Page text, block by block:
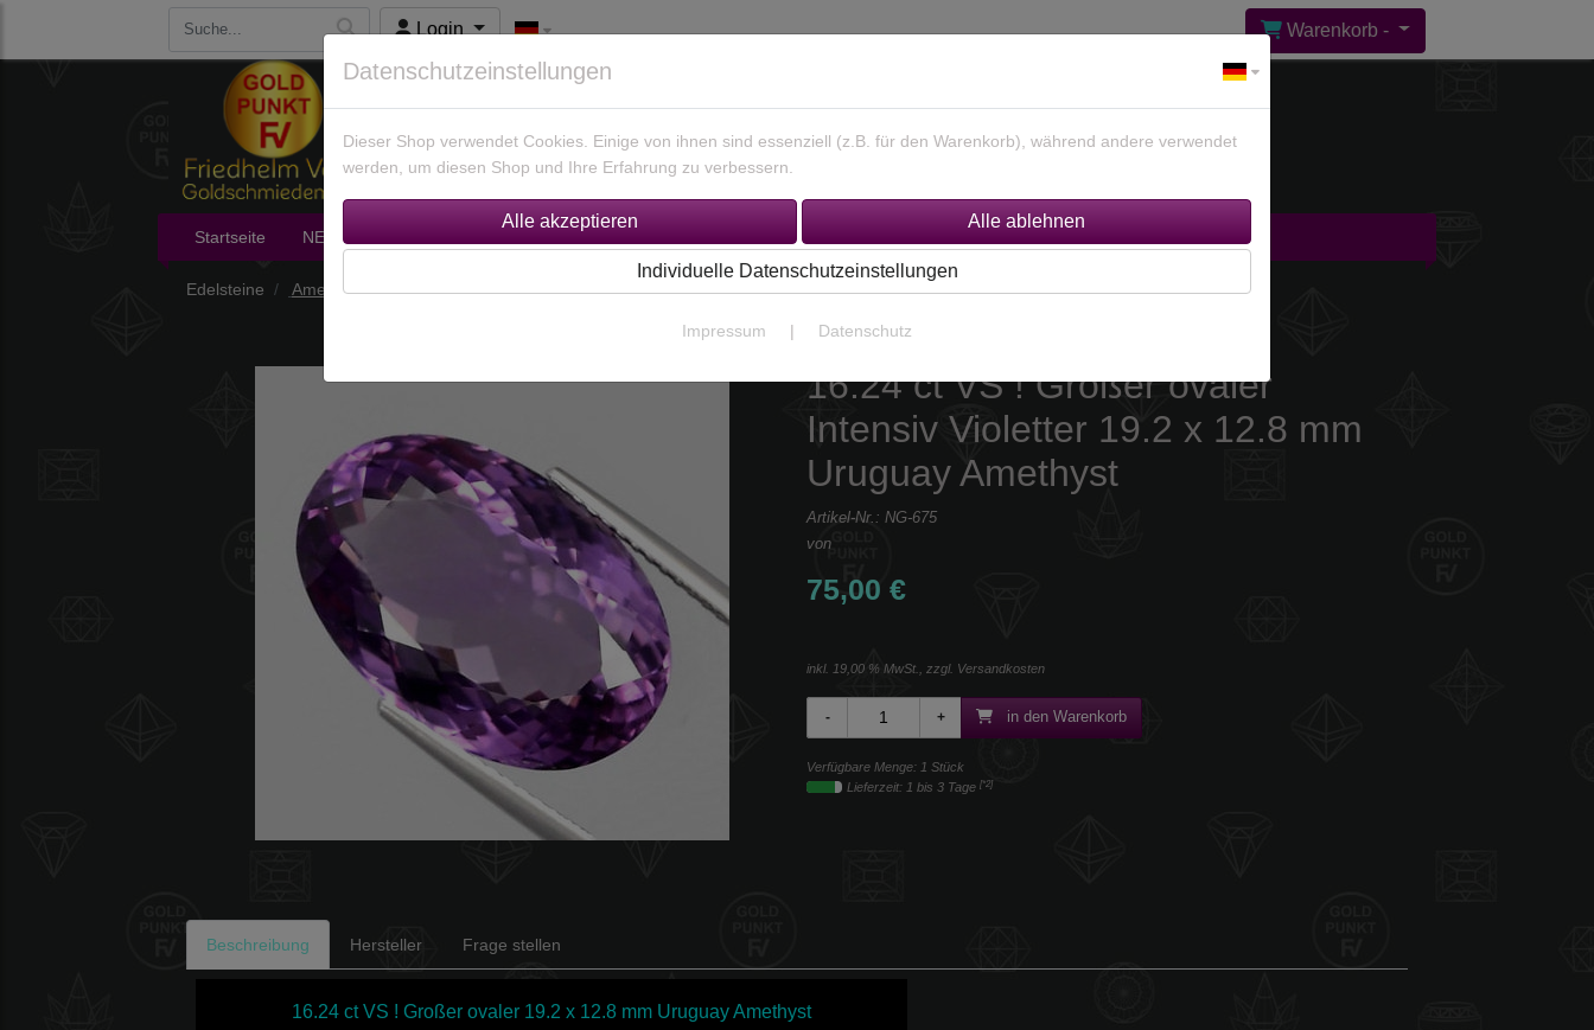
Login Warenkorb -
Startseite NEU im Shop 925 Silber Schmuck Unikate Gold / Silber
Edelsteine Amethyste
16.24 ct VS ! Großer ovaler
Intensiv Violetter 19.2 x 12.8 mm
Uruguay Amethyst
Artikel-Nr.: NG-675
von
75,00 €
inkl. 19,00 % MwSt., zzgl. Versandkosten
in den Warenkorb
Verfügbare Menge: 1 Stück
Lieferzeit: 1 bis 3 Tage [*2]
Beschreibung Hersteller Frage stellen
16.24 ct VS ! Großer ovaler 19.2 x 12.8 mm Uruguay Amethyst
Datenschutzeinstellungen
Dieser Shop verwendet Cookies. Einige von ihnen sind essenziell (z.B. für den Warenkorb), während andere verwendet
werden, um diesen Shop und Ihre Erfahrung zu verbessern.
Individuelle Datenschutzeinstellungen
Impressum | Datenschutz